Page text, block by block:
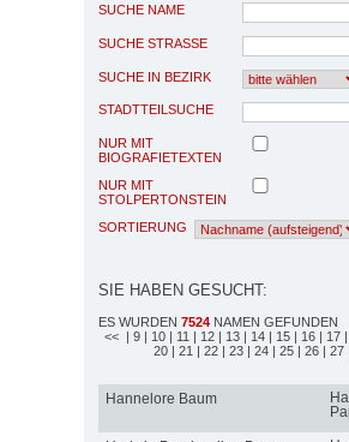
SUCHE NAME
SUCHE STRASSE
SUCHE IN BEZIRK
STADTTEILSUCHE
NUR MIT
BIOGRAFIETEXTEN
NUR MIT
STOLPERTONSTEIN
SORTIERUNG
SIE HABEN GESUCHT:
ES WURDEN 7524 NAMEN GEFUNDEN
<< | 9 | 10 | 11 | 12 | 13 | 14 | 15 | 16 | 17
20 | 21 | 22 | 23 | 24 | 25 | 26 | 27
Hannelore Baum